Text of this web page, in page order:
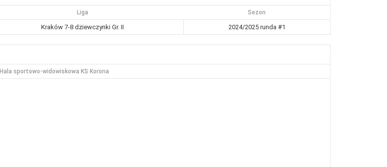
Liga Sezon
Kraków 7-8 dziewczynki Gr. II 2024/2025 runda #1
Hala sportowo-widowiskowa KS Korona